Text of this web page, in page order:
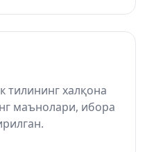
халқона
маънолари, ибора